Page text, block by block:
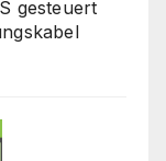
gesteuert